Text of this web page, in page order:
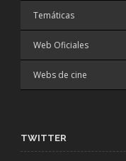
Temáticas
Web Oficiales
Webs de cine
TWITTER